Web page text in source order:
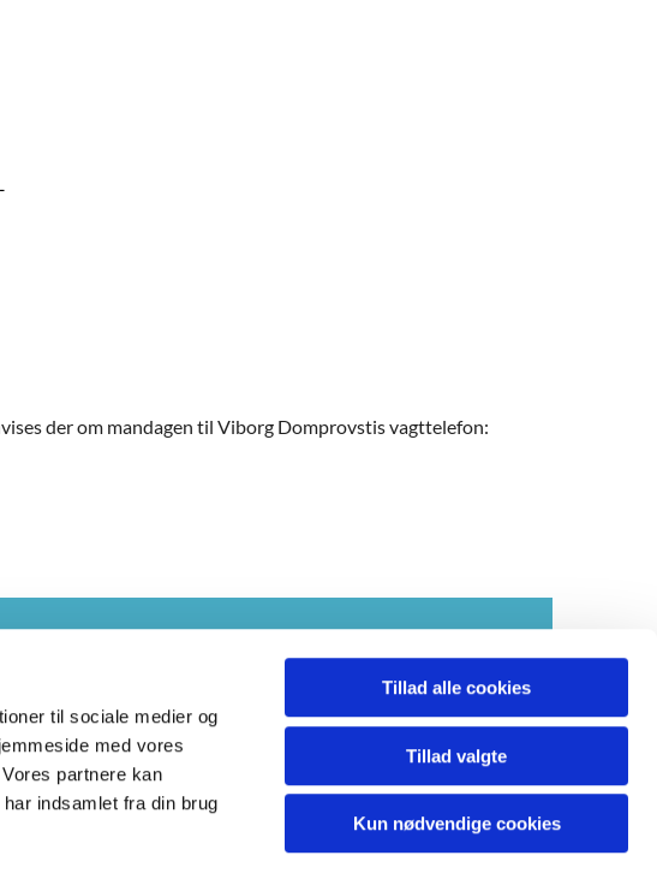
til sociale medier og
med vores
partnere kan
indsamlet fra din brug
Tillad alle cookies
Tillad valgte
Kun nødvendige cookies
der om mandagen til Viborg Domprovstis vagttelefon:
asmild.sogn@km.dk